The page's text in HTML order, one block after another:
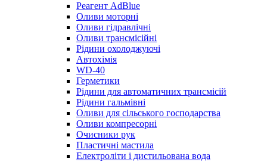
Реагент AdBlue
Оливи моторні
Оливи гідравлічні
Оливи трансмісійні
Рідини охолоджуючі
Автохімія
WD-40
Герметики
Рідини для автоматичних трансмісій
Рідини гальмівні
Оливи для сільського господарства
Оливи компресорні
Очисники рук
Пластичні мастила
Електроліти і дистильована вода